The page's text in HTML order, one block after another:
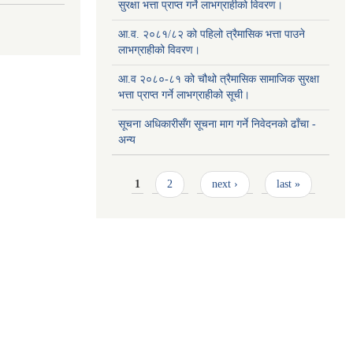
सुरक्षा भत्ता प्राप्त गर्ने लाभग्राहीको विवरण।
आ.व. २०८१/८२ को पहिलो त्रैमासिक भत्ता पाउने
लाभग्राहीको विवरण।
आ.व २०८०-८१ को चौथो त्रैमासिक सामाजिक सुरक्षा
भत्ता प्राप्त गर्ने लाभग्राहीको सूची।
सूचना अधिकारीसँग सूचना माग गर्ने निवेदनको ढाँचा -
अन्य
Pages
1 2 next › last »